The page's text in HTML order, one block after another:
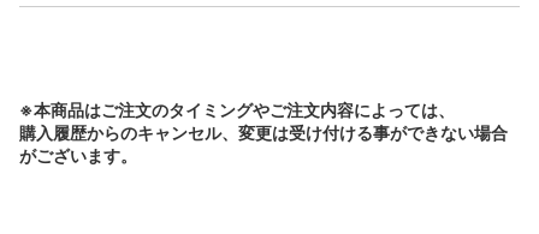
※本商品はご注文のタイミングやご注文内容によっては、
購入履歴からのキャンセル、変更は受け付ける事ができない場合
がございます。